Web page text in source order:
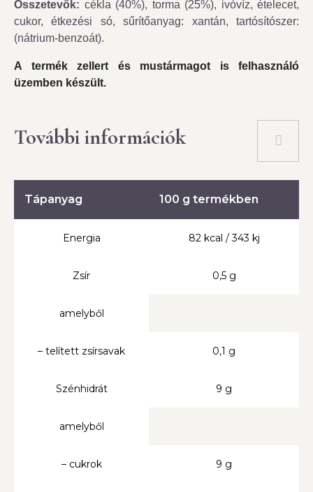
Összetevők: cékla (40%), torma (25%), ivóvíz, ételecet,
cukor, étkezési só, sűrítőanyag: xantán, tartósítószer:
(nátrium-benzoát).
A termék zellert és mustármagot is felhasználó
üzemben készült.
További információk
Tápanyag 100 g termékben
Energia 82 kcal / 343 kj
Zsír 0,5 g
amelyből
– telített zsírsavak 0,1 g
Szénhidrát 9 g
amelyből
– cukrok 9 g